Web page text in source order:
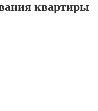
квартиры